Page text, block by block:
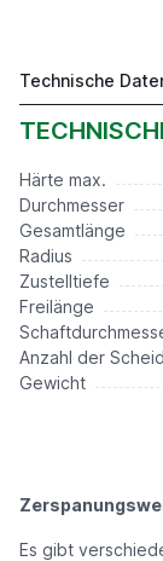
7,45 €*
Technische
Härte max.
Durchmesser
Gesamtlänge
Radius
Zustelltiefe
Freilänge
Anzahl der
Gewicht
Es gibt